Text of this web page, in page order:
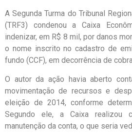
A Segunda Turma do Tribunal
(TRF3) condenou a Caixa
indenizar, em R$ 8 mil, por danos
o nome inscrito no cadastro de
fundo (CCF), em decorrência de
O autor da ação havia aberto
movimentação de recursos e
eleição de 2014, conforme
Segundo ele, a Caixa realizou
manutenção da conta, o que seria